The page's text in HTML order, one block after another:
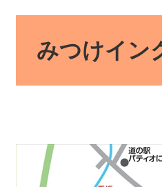
みつけイン